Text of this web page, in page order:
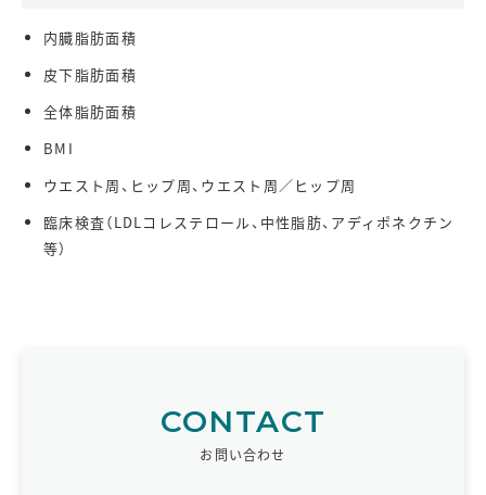
内臓脂肪面積
皮下脂肪面積
全体脂肪面積
BMI
ウエスト周、ヒップ周、ウエスト周／ヒップ周
臨床検査（LDLコレステロール、中性脂肪、アディポネクチン
等）
CONTACT
お問い合わせ